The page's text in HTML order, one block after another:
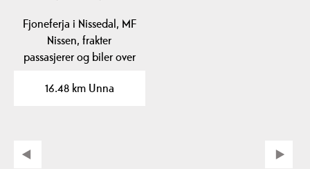
Fjoneferja i Nissedal, MF
Nissen, frakter
passasjerer og biler over
16.48 km Unna